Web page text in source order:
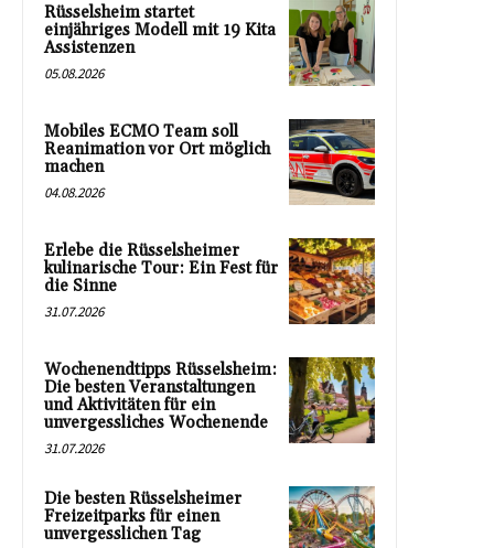
Rüsselsheim startet
einjähriges Modell mit 19 Kita
Assistenzen
05.08.2026
Mobiles ECMO Team soll
Reanimation vor Ort möglich
machen
04.08.2026
Erlebe die Rüsselsheimer
kulinarische Tour: Ein Fest für
die Sinne
31.07.2026
Wochenendtipps Rüsselsheim:
Die besten Veranstaltungen
und Aktivitäten für ein
unvergessliches Wochenende
31.07.2026
Die besten Rüsselsheimer
Freizeitparks für einen
unvergesslichen Tag